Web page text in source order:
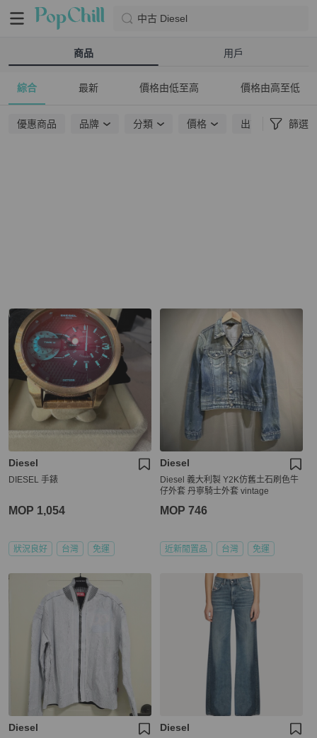
中古 Diesel
商品 用戶
綜合 最新 價格由低至高 價格由高至低
優惠商品 品牌 分類 價格 出貨地點 篩選
Diesel
DIESEL 手錶
MOP 1,054
狀況良好 台灣 免運
Diesel
Diesel 義大利製 Y2K仿舊土石刷色牛
仔外套 丹寧騎士外套 vintage
MOP 746
近新閒置品 台灣 免運
Diesel Diesel